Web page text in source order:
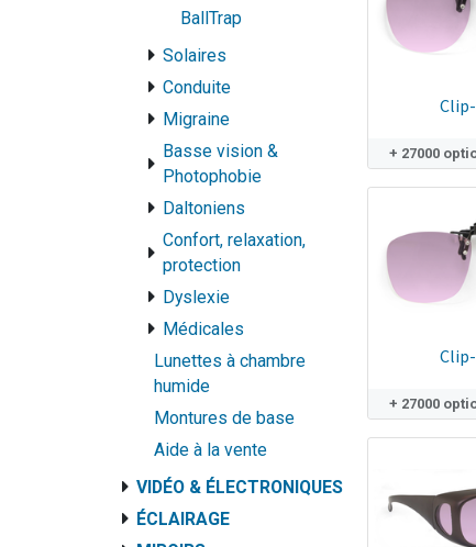
BallTrap
Solaires
Conduite
Migraine
Basse vision &
Photophobie
Daltoniens
Confort, relaxation,
protection
Dyslexie
Médicales
Lunettes à chambre
humide
Montures de base
Aide à la vente
VIDÉO & ÉLECTRONIQUES
ÉCLAIRAGE
+ 27000
+ 27000